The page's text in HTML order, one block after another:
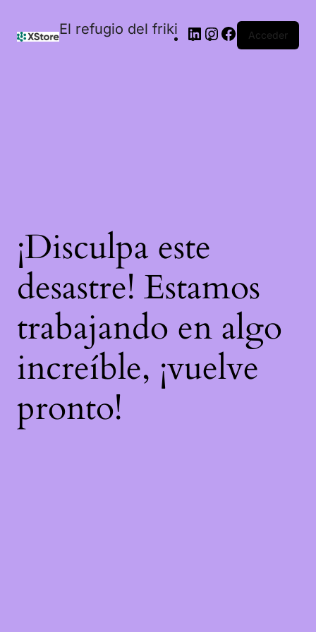
El refugio del friki Acceder
¡Disculpa este
desastre! Estamos
trabajando en algo
increíble, ¡vuelve
pronto!